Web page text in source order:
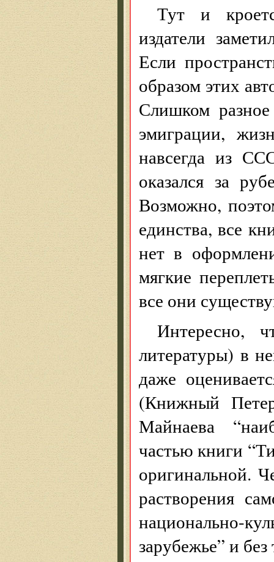
Тут и
издатели
Если
образом этих
Слишком
эмиграции,
навсегда из
оказался за
Возможно,
единства, все
нет в
мягкие
все они
Интересно,
литературы) в
даже
(Книжный
Майнаева
частью книги
оригинальной.
растворения
национально-
зарубежье” и